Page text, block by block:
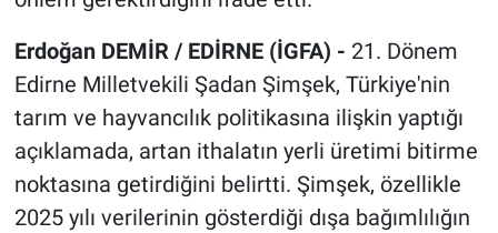
Erdoğan DEMİR / EDİRNE (İGFA) - 21. Dönem
Edirne Milletvekili Şadan Şimşek, Türkiye'nin
tarım ve hayvancılık politikasına ilişkin yaptığı
açıklamada, artan ithalatın yerli üretimi bitirme
noktasına getirdiğini belirtti. Şimşek, özellikle
2025 yılı verilerinin gösterdiği dışa bağımlılığın